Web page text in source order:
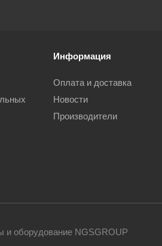
Информация
Оплата и доставка
Новости
Производители
и оборудование NGSGROUP